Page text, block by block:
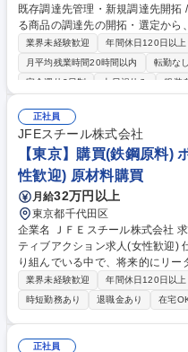
既存調達先管理・新規調達先開拓 / テレワーク可 仕
る商品の調達先の開拓・選定か
広く担当いただきます。扱う商
や在庫管理システムなどの無形商材にも拡
りながら、新たなビジネスをつく
ーション（価格交渉・取引条件調
値管理・分析業務 ■調達先との取
サービス立上げ時の運用構築 募集職種 【調達・購買】未経験歓迎！既存
調達先管理・新規調達先開拓 / テ
業界未経験歓迎 年間休日120日以上
月平均残業時間20時間以内
転勤なし
完全週休2日制
土日祝休み 服装
正社員
JFEスチール株式会社
【東京】購買(鉄鋼原料)
性歓迎) 原材料購買
月給32万円以上
東京都千代田区
企業名 ＪＦＥスチール株式会社 求人名 【東京】購買（鉄鋼原料） ★ポジ
ティブアクション求人(女性歓迎) 仕事の内容 女性管理職登用を積極的に取
り組んでいる中で、将来的にリ
ます。主に製鉄原料（鉄鉱石、
務をお任せいたします。 【詳細】原料サプライヤーとの契約交渉、需給管
理、調達先開拓、資源投資検討、
ます。世界中から鉄鉱石や石炭な
の手配や輸送の進捗管理など、製
業界未経験歓迎 年間休日120日以上
時短勤務あり
退職金あり 在宅
正社員